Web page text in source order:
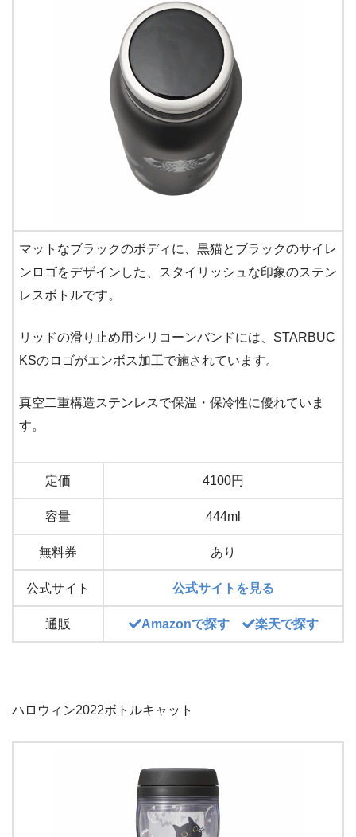
マットなブラックのボディに、黒猫とブラックのサイレ
ンロゴをデザインした、スタイリッシュな印象のステン
レスボトルです。
リッドの滑り止め用シリコーンバンドには、STARBUC
KSのロゴがエンボス加工で施されています。
真空二重構造ステンレスで保温・保冷性に優れていま
す。
定価 4100円
容量 444ml
無料券 あり
公式サイト 公式サイトを見る
通販 Amazonで探す 楽天で探す
ハロウィン2022ボトルキャット